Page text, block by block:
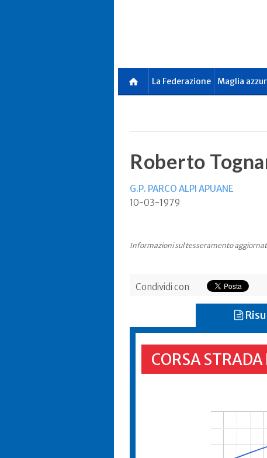
La Federazione Maglia
Roberto
G.P. PARCO ALPI APUANE
10-03-1979
Informazioni sul tesseramento
Condividi con
CORSA